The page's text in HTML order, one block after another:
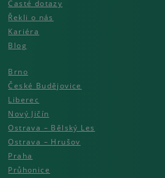
Časté dotazy
Řekli o nás
Kariéra
Blog
Brno
České Budějovice
Liberec
Nový Jičín
Ostrava – Bělský Les
Ostrava – Hrušov
Praha
Průhonice